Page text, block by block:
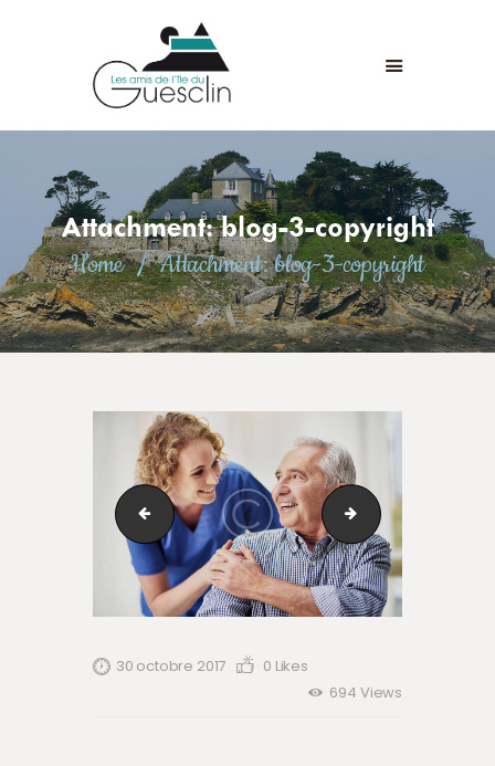
Attachment: blog-3-copyright
Home
Attachment: blog-3-copyright
LES AMIS DE L'ÎLE DU GUESCLIN
LE FORT ET L’ÎLE
ASSOCIATION
ADHÉSION
ANIMATIONS
ACTUALITÉS
CONTACT
blog-4-copyright blog-2-copyright
30 octobre 2017 0 Likes
694 Views